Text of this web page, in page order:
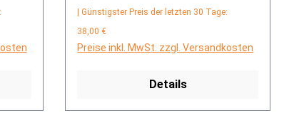
| Günstigster Preis der letzten 30 Tage:
38,00 €
Preise inkl. MwSt. zzgl. Versandkosten
Details